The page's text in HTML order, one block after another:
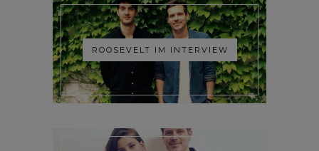
ROOSEVELT IM INTERVIEW